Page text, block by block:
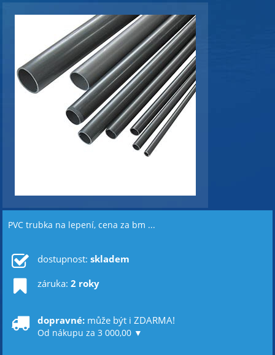
PVC trubka na lepení, cena za bm ...
dostupnost: skladem
záruka: 2 roky
dopravné: může být i ZDARMA!
Od nákupu za 3 000,00 ▼